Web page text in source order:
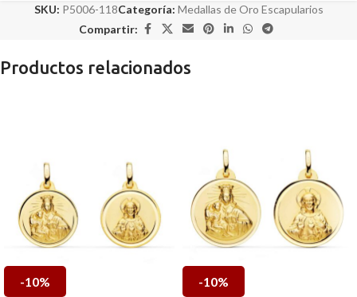
SKU: P5006-118Categoría: Medallas de Oro Escapularios
Compartir:
Productos relacionados
-10% -10%